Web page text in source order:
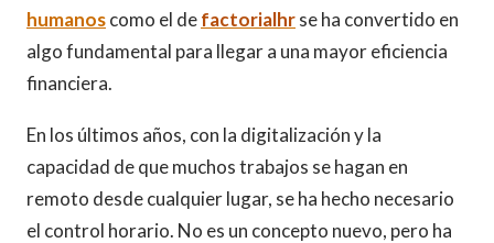
humanoscomo el defactorialhrse ha convertido en
algo fundamental para llegar a una mayor eficiencia
financiera.
En los últimos años, con la digitalización y la
capacidad de que muchos trabajos se hagan en
remoto desde cualquier lugar, se ha hecho necesario
el control horario. No es un concepto nuevo, pero ha